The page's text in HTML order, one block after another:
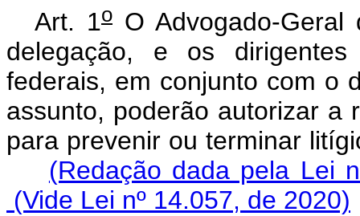
Art. 1o O Advogado-
delegação, e os
federais, em conjunto com o
assunto, poderão autorizar a
para prevenir ou
(Redação dada pela Lei
(Vide Lei nº 14.057, de 2020)